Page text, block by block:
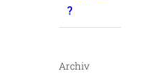
?
Archiv